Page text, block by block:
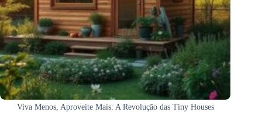
Viva Menos, Aproveite Mais: A Revolução das Tiny Houses